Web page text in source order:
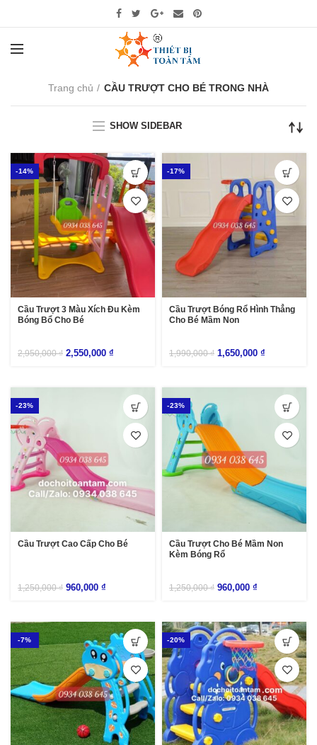
Trang chủ CẦU TRƯỢT CHO BÉ TRONG NHÀ
SHOW SIDEBAR
-14%
Cầu Trượt 3 Màu Xích Đu Kèm
Bóng Bổ Cho Bé
2,950,000₫ 2,550,000 ₫
-17%
Cầu Trượt Bóng Rổ Hình Thẳng
Cho Bé Mầm Non
1,990,000₫ 1,650,000 ₫
-23%
Cầu Trượt Cao Cấp Cho Bé
1,250,000₫ 960,000 ₫
-23%
Cầu Trượt Cho Bé Mầm Non
Kèm Bóng Rổ
1,250,000₫ 960,000 ₫
-7% -20%